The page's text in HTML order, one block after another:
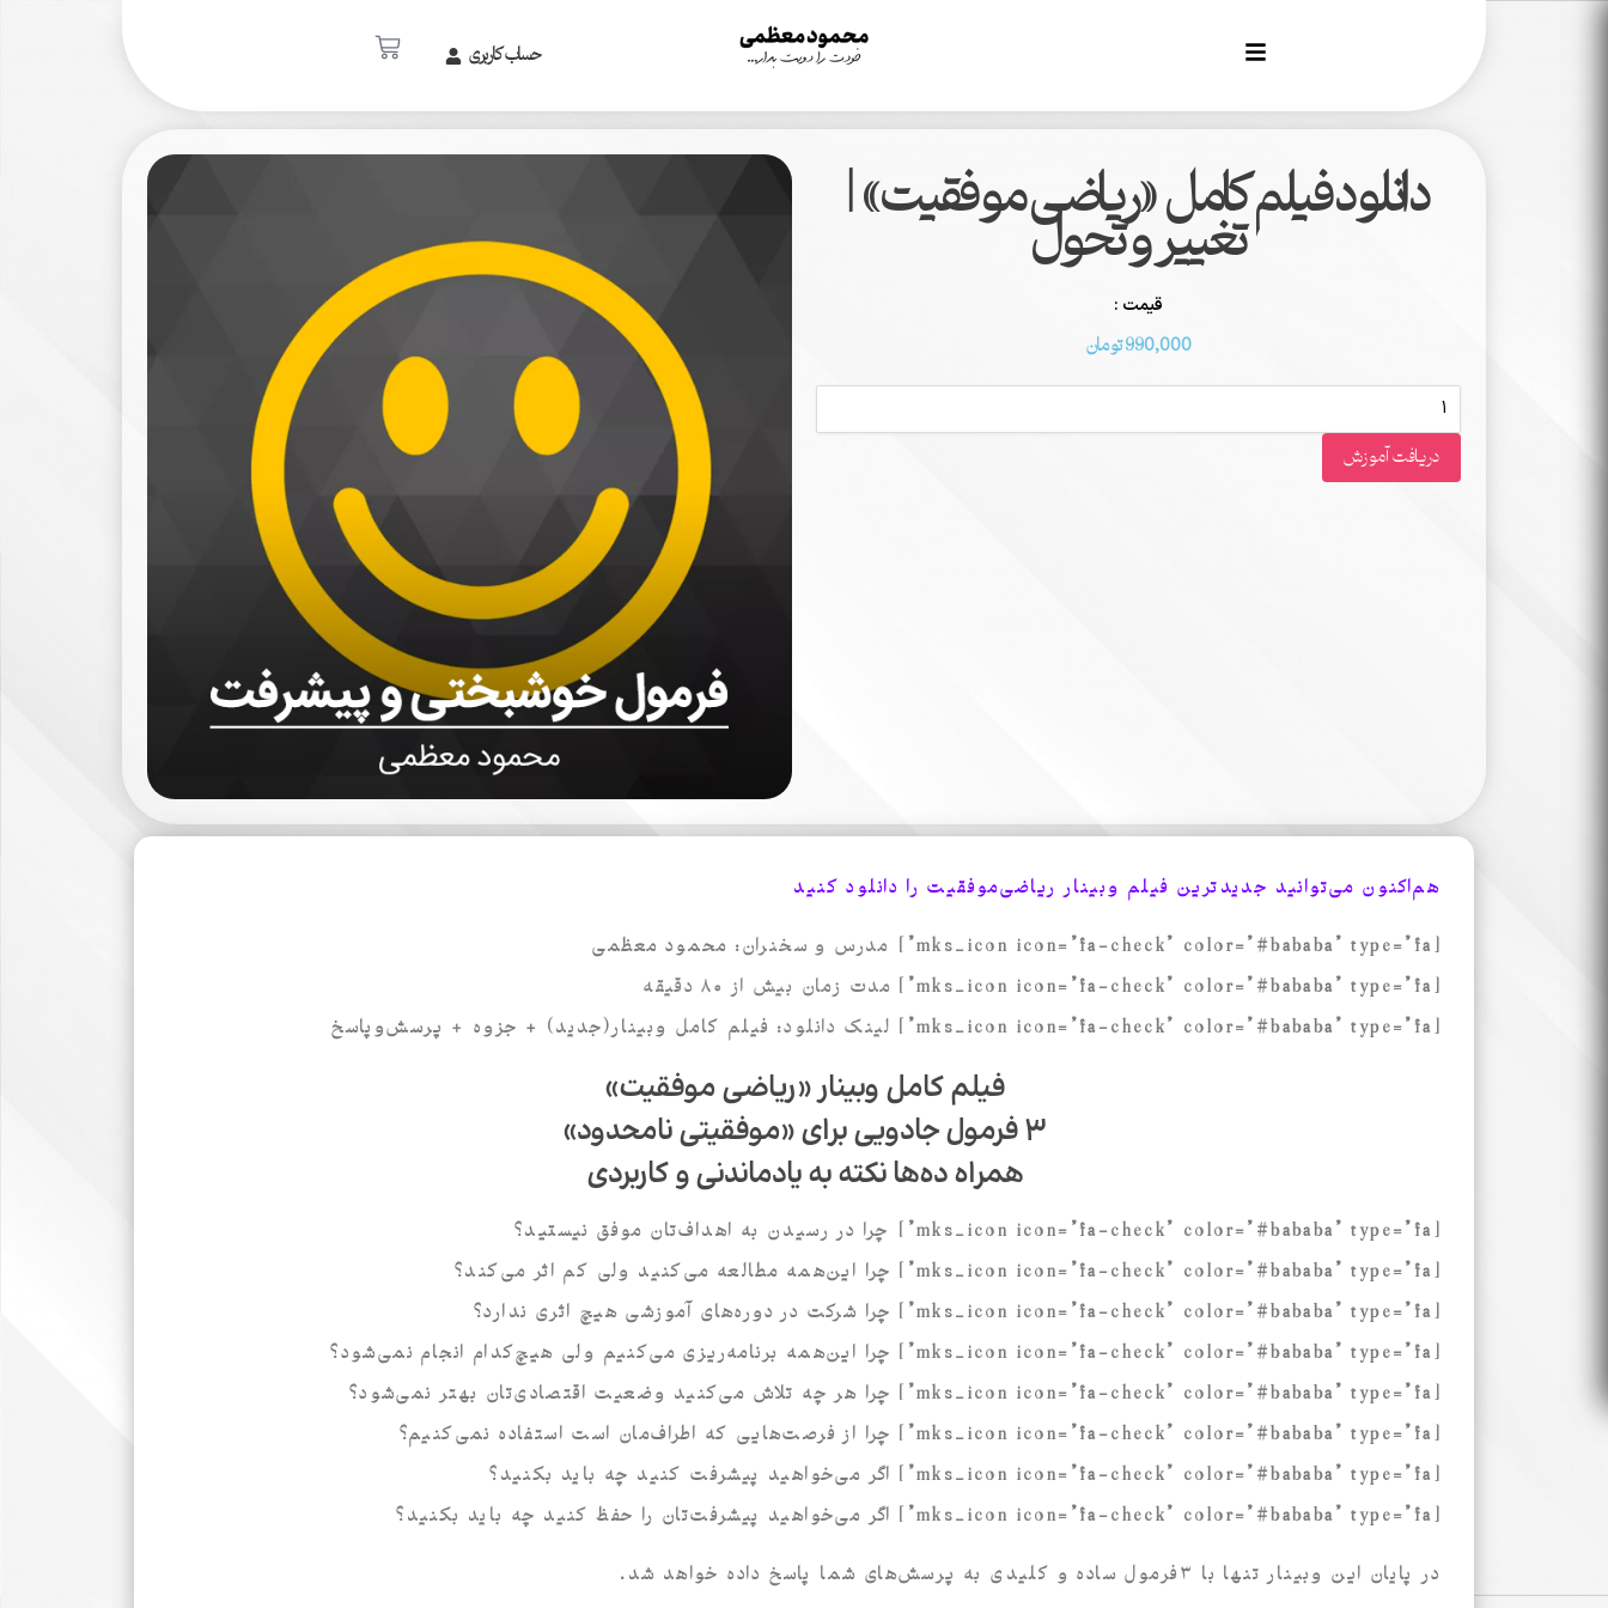
حساب کاربری
دانلود فیلم‌کامل «ریاضی موفقیت» |
تغییر و تحول
قیمت :
990,000تومان
دریافت آموزش
هم‌اکنون می‌توانید جدیدترین فیلم وبینار ریاضی‌موفقیت را دانلود کنید
[mks_icon icon=”fa-check” color=”#bababa” type=”fa”] مدرس و سخنران: محمود معظمی
[mks_icon icon=”fa-check” color=”#bababa” type=”fa”]
مدت زمان بیش از ۸۰ دقیقه
[mks_icon icon=”fa-check” color=”#bababa” type=”fa”]
لینک دانلود: فیلم کامل وبینار(جدید) + جزوه + پرسش‌وپاسخ
فیلم کامل وبینار «ریاضی موفقیت»
۳ فرمول جادویی برای «موفقیتی نامحدود»
همراه ده‌ها نکته به یادماندنی و کاربردی
[mks_icon icon=”fa-check” color=”#bababa” type=”fa”] چرا در رسیدن به اهداف‌تان موفق نیستید؟
[mks_icon icon=”fa-check” color=”#bababa” type=”fa”] چرا این‌همه مطالعه می‌کنید ولی کم اثر می‌کند؟
[mks_icon icon=”fa-check” color=”#bababa” type=”fa”] چرا شرکت در دوره‌های آموزشی هیچ اثری ندارد؟
[mks_icon icon=”fa-check” color=”#bababa” type=”fa”] چرا این‌همه برنامه‌ریزی می‌کنیم ولی هیچ‌کدام انجام نمی‌شود؟
[mks_icon icon=”fa-check” color=”#bababa” type=”fa”] چرا هر چه تلاش ‌می‌کنید وضعیت اقتصادی‌تان بهتر نمی‌شود؟
[mks_icon icon=”fa-check” color=”#bababa” type=”fa”] چرا از فرصت‌هایی که اطراف‌مان است استفاده نمی‌کنیم؟
[mks_icon icon=”fa-check” color=”#bababa” type=”fa”] اگر می‌خواهید پیشرفت کنید چه باید بکنید؟
[mks_icon icon=”fa-check” color=”#bababa” type=”fa”] اگر می‌خواهید پیشرفت‌تان را حفظ کنید چه باید بکنید؟
در پایان این وبینار تنها با ۳فرمول ساده و کلیدی به پرسش‌های شما پاسخ داده خواهد شد.